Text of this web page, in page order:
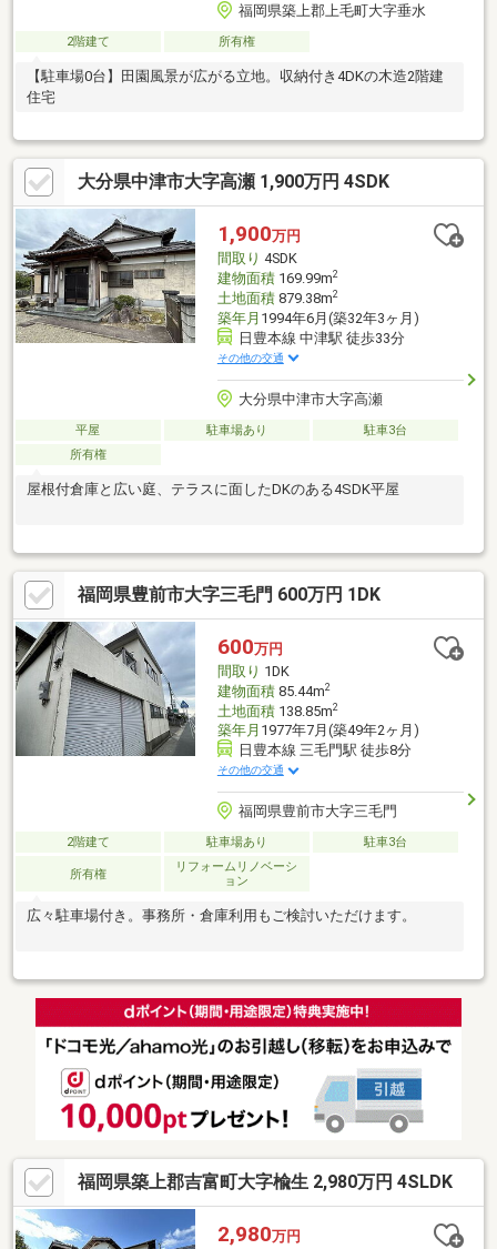
福岡県築上郡上毛町大字垂水
2階建て 所有権
【駐車場0台】田園風景が広がる立地。収納付き4DKの木造2階建
住宅
大分県中津市大字高瀬 1,900万円 4SDK
1,900万円
間取り 4SDK
建物面積169.99m2
土地面積879.38m2
築年月 1994年6月(築32年3ヶ月)
日豊本線 中津駅 徒歩33分
その他の交通
大分県中津市大字高瀬
平屋 駐車場あり
駐車3台
所有権
屋根付倉庫と広い庭、テラスに面したDKのある4SDK平屋
福岡県豊前市大字三毛門 600万円 1DK
600万円
間取り 1DK
建物面積85.44m2
土地面積138.85m2
築年月 1977年7月(築49年2ヶ月)
日豊本線 三毛門駅 徒歩8分
その他の交通
福岡県豊前市大字三毛門
2階建て 駐車場あり 駐車3台
所有権
リフォームリノベーシ
ョン
広々駐車場付き。事務所・倉庫利用もご検討いただけます。
福岡県築上郡吉富町大字楡生 2,980万円 4SLDK
2,980万円